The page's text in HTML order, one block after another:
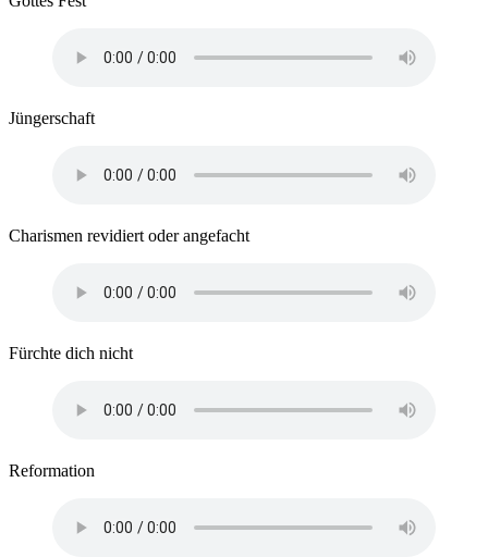
Jüngerschaft
Charismen revidiert oder angefacht
Fürchte dich nicht
Reformation